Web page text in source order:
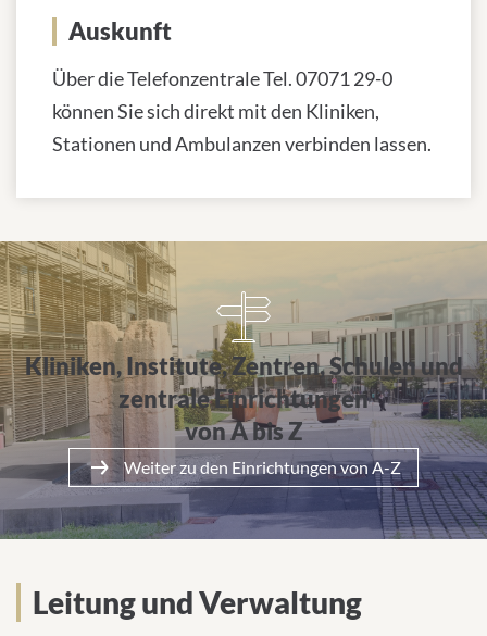
Auskunft
Über die Telefonzentrale Tel. 07071 29-0
können Sie sich direkt mit den Kliniken,
Stationen und Ambulanzen verbinden lassen.
Alle Einrichtungen von A bis Z
Kliniken, Institute, Zentren, Schulen und
zentrale Einrichtungen
von A bis Z
Weiter zu den Einrichtungen von A-Z
Leitung und Verwaltung